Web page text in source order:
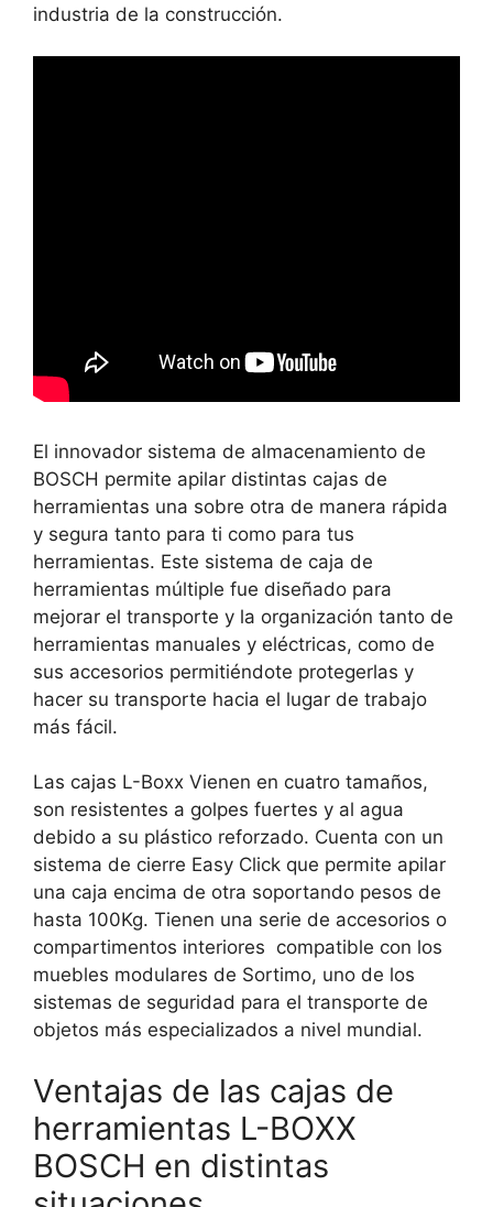
industria de la construcción.
El innovador sistema de almacenamiento de
BOSCH permite apilar distintas cajas de
herramientas una sobre otra de manera rápida
y segura tanto para ti como para tus
herramientas. Este sistema de caja de
herramientas múltiple fue diseñado para
mejorar el transporte y la organización tanto de
herramientas manuales y eléctricas, como de
sus accesorios permitiéndote protegerlas y
hacer su transporte hacia el lugar de trabajo
más fácil.
Las cajas L-Boxx Vienen en cuatro tamaños,
son resistentes a golpes fuertes y al agua
debido a su plástico reforzado. Cuenta con un
sistema de cierre Easy Click que permite apilar
una caja encima de otra soportando pesos de
hasta 100Kg. Tienen una serie de accesorios o
compartimentos interiores compatible con los
muebles modulares de Sortimo, uno de los
sistemas de seguridad para el transporte de
objetos más especializados a nivel mundial.
Ventajas de las cajas de
herramientas L-BOXX
BOSCH en distintas